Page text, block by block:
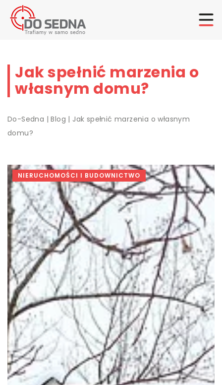
Jak spełnić marzenia o
własnym domu?
Do-Sedna |Blog | Jak spełnić marzenia o własnym
domu?
NIERUCHOMOŚCI I BUDOWNICTWO